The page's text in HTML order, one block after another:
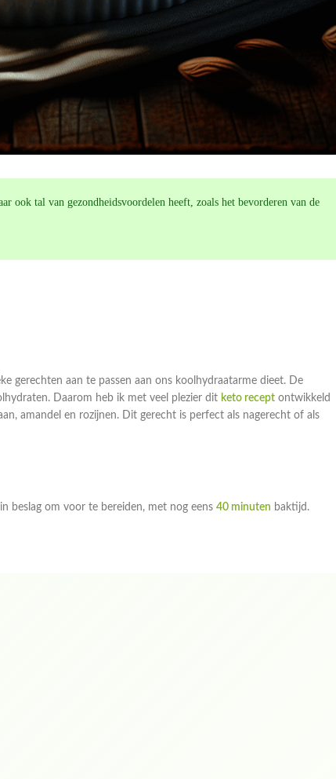
ook tal van gezondheidsvoordelen heeft, zoals het bevorderen van de
gerechten aan te passen aan ons koolhydraatarme dieet. De
Daarom heb ik met veel plezier dit keto recept ontwikkeld
amandel en rozijnen. Dit gerecht is perfect als nagerecht of als
in beslag om voor te bereiden, met nog eens 40 minuten baktijd.